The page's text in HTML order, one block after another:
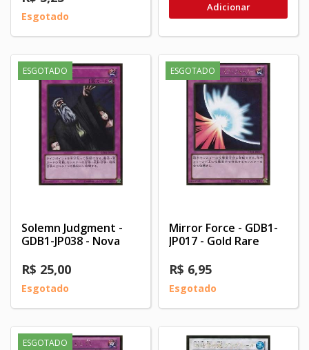
Esgotado
Adicionar
ESGOTADO
Solemn Judgment -
GDB1-JP038 - Nova
R$ 25,00
Esgotado
ESGOTADO
Mirror Force - GDB1-
JP017 - Gold Rare
R$ 6,95
Esgotado
ESGOTADO